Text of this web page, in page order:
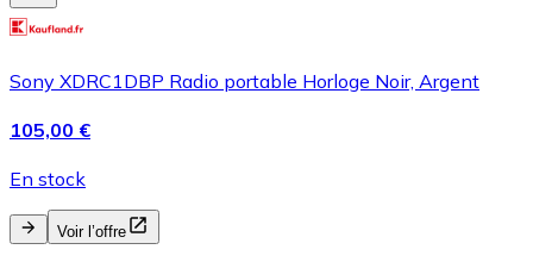
Sony XDRC1DBP Radio portable Horloge Noir, Argent
105,00 €
En stock
Voir l’offre